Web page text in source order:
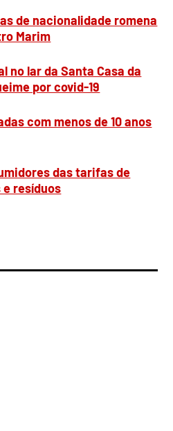
de nacionalidade romena
Marim
no lar da Santa Casa da
por covid-19
com menos de 10 anos
das tarifas de
resíduos